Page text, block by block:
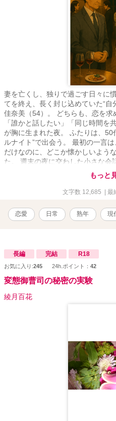
妻を亡くし、独りで過ごす日々に
てを終え、長く封じ込めていた“自
佳奈美（54）。 どちらも、恋を
「誰かと話したい」「同じ時間を
が胸に生まれた夜。 ふたりは、
ルナイト”で出会う。 最初の一言
だけなのに、どこか懐かしいよう
た。 週末の夜に交わした小さな会
て“誰にも言えない本音”を語り合
の傷、家族の距離、仕事を終え
こそ抱える孤独や不安を共有しな
ず、素のままの自分で惹かれ合う
う恋なんてしないと思っていた。
もっと
文字数 12,685 | 最
恋愛 日常 熟年 現
長編 完結 R18
お気に入り:245 24h.ポイント： 42
変態御曹司の秘密の実験
綾月百花